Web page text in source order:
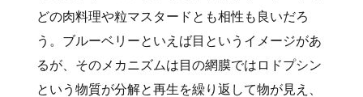
どの肉料理や粒マスタードとも相性も良いだろ
う。ブルーベリーといえば目というイメージがあ
るが、そのメカニズムは目の網膜ではロドプシン
という物質が分解と再生を繰り返して物が見え、